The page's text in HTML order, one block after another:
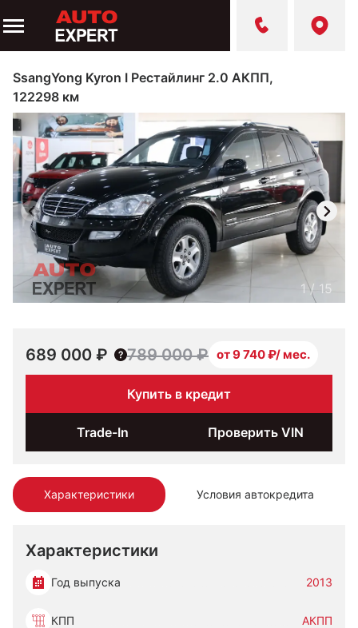
SsangYong Kyron I Рестайлинг 2.0 АКПП,
122298 км
Характеристики Условия автокредита
Характеристики
Год выпуска 2013
КПП АКПП
1/ 15
689 000 ₽ 789 000 ₽ от 9 740 ₽/ мес.
Купить в кредит
Trade-In Проверить VIN